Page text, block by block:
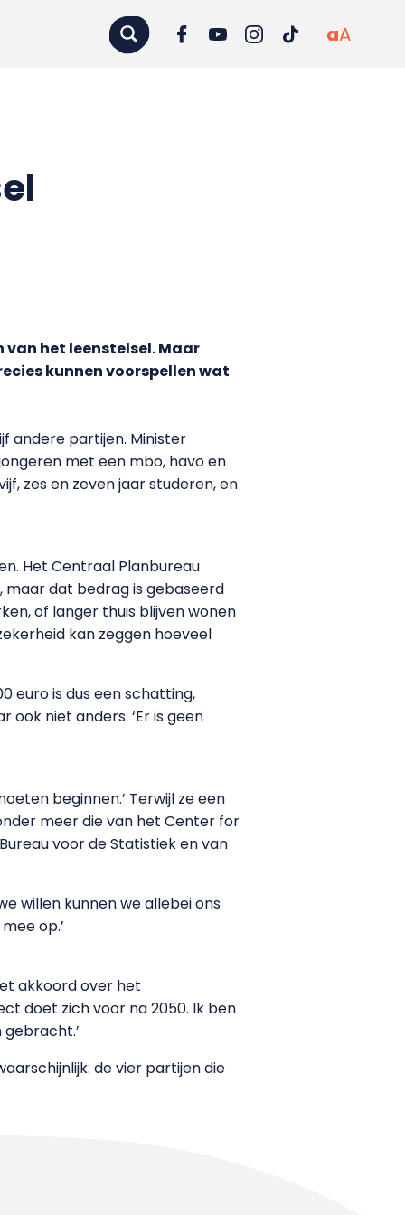
aA
het leenstelsel. Maar
kunnen voorspellen wat
andere partijen. Minister
met een mbo, havo en
zes en zeven jaar studeren, en
Het Centraal Planbureau
maar dat bedrag is gebaseerd
of langer thuis blijven wonen
kan zeggen hoeveel
euro is dus een schatting,
niet anders: ‘Er is geen
beginnen.’ Terwijl ze een
meer die van het Center for
voor de Statistiek en van
willen kunnen we allebei ons
op.’
akkoord over het
doet zich voor na 2050. Ik ben
de vier partijen die